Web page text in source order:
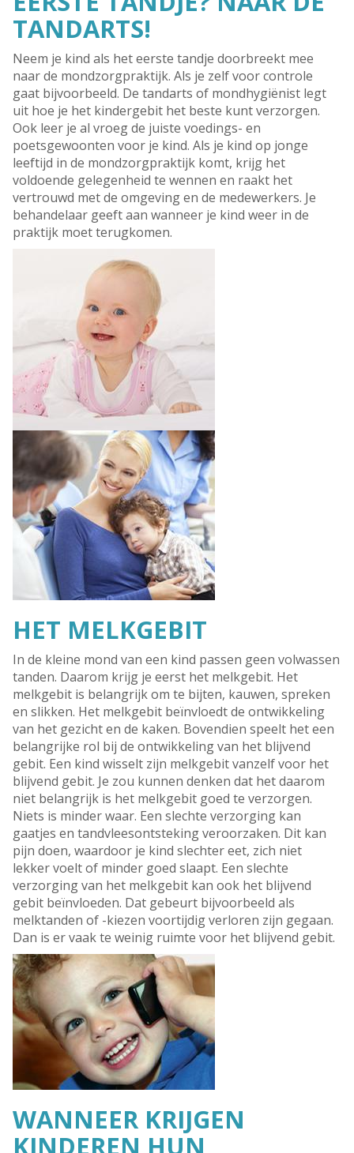
TANDARTS!
Neem je kind als het eerste tandje doorbreekt mee
naar de mondzorgpraktijk. Als je zelf voor controle
gaat bijvoorbeeld. De tandarts of mondhygiënist legt
uit hoe je het kindergebit het beste kunt verzorgen.
Ook leer je al vroeg de juiste voedings- en
poetsgewoonten voor je kind. Als je kind op jonge
leeftijd in de mondzorgpraktijk komt, krijg het
voldoende gelegenheid te wennen en raakt het
vertrouwd met de omgeving en de medewerkers. Je
behandelaar geeft aan wanneer je kind weer in de
praktijk moet terugkomen.
HET MELKGEBIT
In de kleine mond van een kind passen geen volwassen
tanden. Daarom krijg je eerst het melkgebit. Het
melkgebit is belangrijk om te bijten, kauwen, spreken
en slikken. Het melkgebit beïnvloedt de ontwikkeling
van het gezicht en de kaken. Bovendien speelt het een
belangrijke rol bij de ontwikkeling van het blijvend
gebit. Een kind wisselt zijn melkgebit vanzelf voor het
blijvend gebit. Je zou kunnen denken dat het daarom
niet belangrijk is het melkgebit goed te verzorgen.
Niets is minder waar. Een slechte verzorging kan
gaatjes en tandvleesontsteking veroorzaken. Dit kan
pijn doen, waardoor je kind slechter eet, zich niet
lekker voelt of minder goed slaapt. Een slechte
verzorging van het melkgebit kan ook het blijvend
gebit beïnvloeden. Dat gebeurt bijvoorbeeld als
melktanden of -kiezen voortijdig verloren zijn gegaan.
Dan is er vaak te weinig ruimte voor het blijvend gebit.
WANNEER KRIJGEN
KINDEREN HUN